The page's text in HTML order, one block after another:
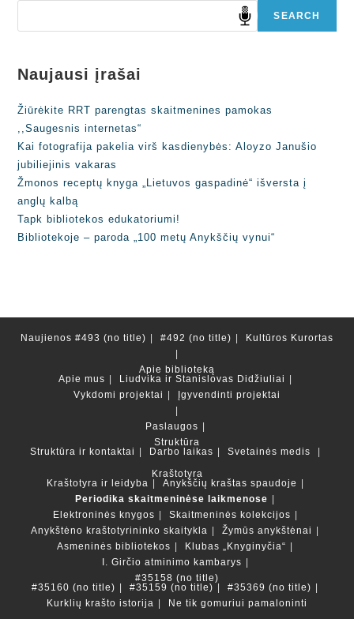
SEARCH
Naujausi įrašai
Žiūrėkite RRT parengtas skaitmenines pamokas
,,Saugesnis internetas“
Kai fotografija pakelia virš kasdienybės: Aloyzo Janušio
jubiliejinis vakaras
Žmonos receptų knyga „Lietuvos gaspadinė“ išversta į
anglų kalbą
Tapk bibliotekos edukatoriumi!
Bibliotekoje – paroda „100 metų Anykščių vynui“
Naujienos #493 (no title) #492 (no title) Kultūros Kurortas
Apie biblioteką
Apie mus
Liudvika ir Stanislovas Didžiuliai
Vykdomi projektai
Įgyvendinti projektai
Paslaugos
Struktūra
Struktūra ir kontaktai
Darbo laikas
Svetainės medis
Kraštotyra
Kraštotyra ir leidyba
Anykščių kraštas spaudoje
Periodika skaitmeninėse laikmenose
Elektroninės knygos
Skaitmeninės kolekcijos
Anykštėno kraštotyrininko skaitykla
Žymūs anykštėnai
Asmeninės bibliotekos
Klubas „Knyginyčia“
I. Girčio atminimo kambarys
#35158 (no title)
#35160 (no title)
#35159 (no title)
#35369 (no title)
Kurklių krašto istorija
Ne tik gomuriui pamaloninti